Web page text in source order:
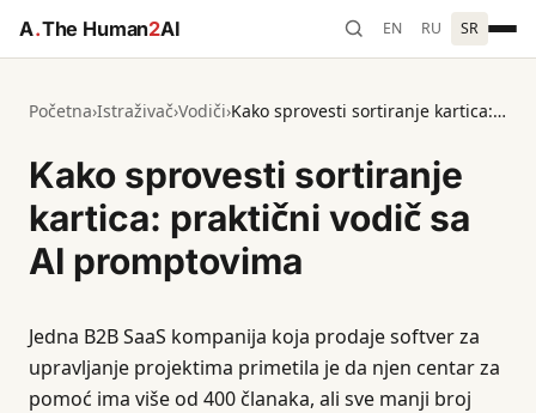
A.The Human2AI EN RU SR
Početna›Istraživač›Vodiči› Kako sprovesti sortiranje kartica: praktični vodič sa AI promptovima
Kako sprovesti sortiranje
kartica: praktični vodič sa
AI promptovima
Jedna B2B SaaS kompanija koja prodaje softver za
upravljanje projektima primetila je da njen centar za
pomoć ima više od 400 članaka, ali sve manji broj